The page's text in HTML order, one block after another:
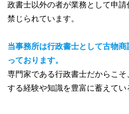
政書士以外の者が業務として申
禁じられています。
当事務所は行政書士として古物
っております。
専門家である行政書士だからこ
する経験や知識を豊富に蓄えてい